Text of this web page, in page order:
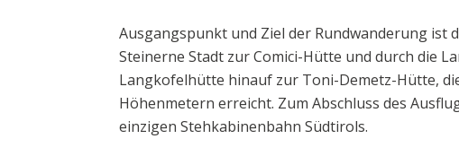
Ausgangspunkt und Ziel der Rundwanderung ist
Steinerne Stadt zur Comici-Hütte und durch die
Langkofelhütte hinauf zur Toni-Demetz-Hütte,
Höhenmetern erreicht. Zum Abschluss des
einzigen Stehkabinenbahn Südtirols.